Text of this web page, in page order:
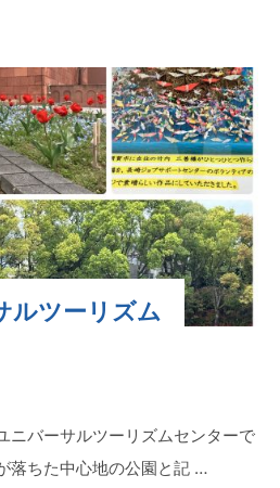
ツーリズム
ニバーサルツーリズムセンターで
落ちた中心地の公園と記 …